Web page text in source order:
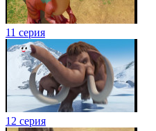
11 серия
12 серия